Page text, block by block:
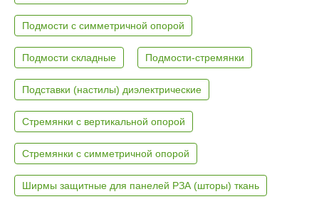
Подмости с симметричной опорой
Подмости складные Подмости-стремянки
Подставки (настилы) диэлектрические
Стремянки с вертикальной опорой
Стремянки с симметричной опорой
Ширмы защитные для панелей РЗА (шторы) ткань